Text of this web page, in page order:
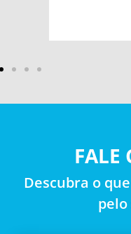
FALE
Descubra o
pelo